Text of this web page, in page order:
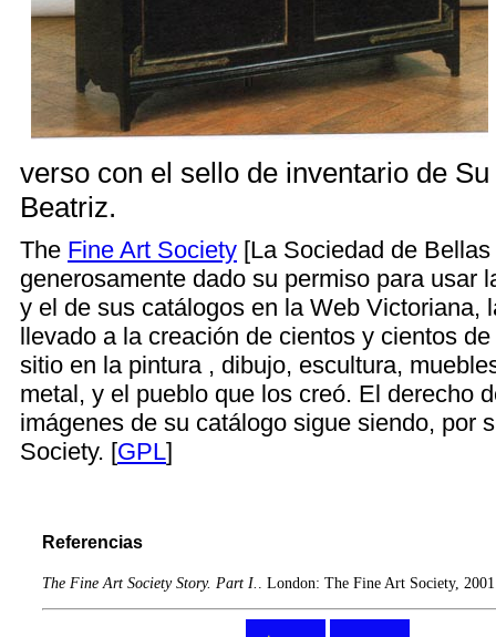
verso con el sello de inventario de
Beatriz.
The Fine Art Society [La Sociedad de
generosamente dado su permiso para usar
y el de sus catálogos en la Web Victoriana,
llevado a la creación de cientos y cientos
sitio en la pintura , dibujo, escultura,
metal, y el pueblo que los creó. El derecho
imágenes de su catálogo sigue siendo, por
Society. [GPL]
Referencias
The Fine Art Society Story. Part I. . London: The Fine Art Society,